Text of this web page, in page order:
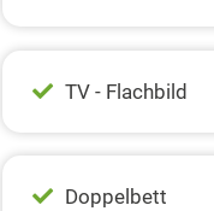
TV - Flachbild
Doppelbett